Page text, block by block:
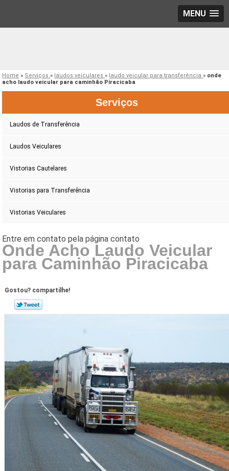
MENU
Home » Serviços» laudos veiculares» laudo veicular para transferência» onde
acho laudo veicular para caminhão Piracicaba
Serviços
Laudos de Transferência
Laudos Veiculares
Vistorias Cautelares
Vistorias para Transferência
Vistorias Veiculares
Onde Acho Laudo Veicular
para Caminhão Piracicaba
Gostou? compartilhe!